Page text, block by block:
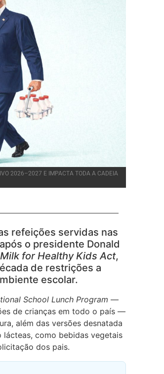
2026–2027 E IMPACTA TODA A CADEIA
refeições servidas nas
o presidente Donald
for Healthy Kids Act,
de restrições a
escolar.
School Lunch Program —
de crianças em todo o país —
além das versões desnatada
lácteas, como bebidas vegetais
dos pais.